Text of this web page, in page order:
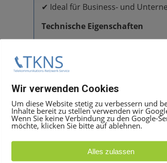
✔ Ideal für Business- und
Technische Eigenschaften
Produkt: Mitel OpenScape
Typ: Schnurloses DECT-Telefon
Display: Farbdisplay
Audio: HD Voice / Freisprechen
Einsatz: Business- &
Kompatibel mit verschiedenen
Wir verwenden Cookies
Um diese Website stetig zu verbessern und
Inhalte bereit zu stellen verwenden wir
Wenn Sie keine Verbindung zu den Google-
möchte, klicken Sie bitte auf ablehnen.
Alles zulassen